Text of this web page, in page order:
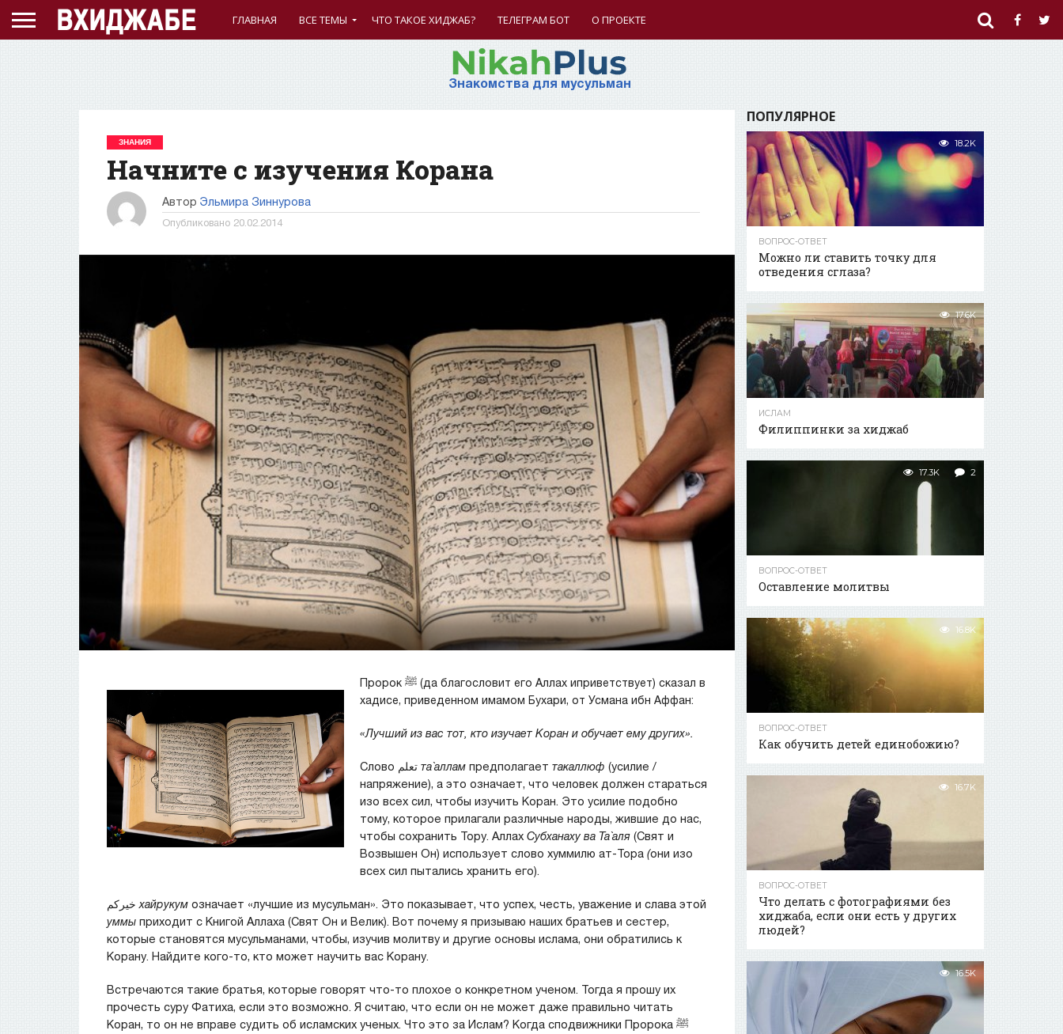
ГЛАВНАЯ ВСЕ ТЕМЫ ЧТО ТАКОЕ ХИДЖАБ? ТЕЛЕГРАМ БОТ О ПРОЕКТЕ
Знакомства для мусульман
ЗНАНИЯ
Начните с изучения Корана
Автор Эльмира Зиннурова
Опубликовано 20.02.2014
Пророк ﷺ (да благословит его Аллах иприветствует) сказал в
хадисе, приведенном имамом Бухари, от Усмана ибн Аффан:
«Лучший из вас тот, кто изучает Коран и обучает ему других».
Слово تعلم та`аллампредполагает такаллюф (усилие /
напряжение), а это означает, что человек должен стараться
изо всех сил, чтобы изучить Коран. Это усилие подобно
тому, которое прилагали различные народы, жившие до нас,
чтобы сохранить Тору. Аллах Субханаху ва Та`аля(Свят и
Возвышен Он) использует слово хуммилю ат-Тора(они изо
всех сил пытались хранить его).
خيركمхайрукумозначает «лучшие из мусульман». Это показывает, что успех, честь, уважение и слава этой
уммы приходит с Книгой Аллаха (Свят Он и Велик). Вот почему я призываю наших братьев и сестер,
которые становятся мусульманами, чтобы, изучив молитву и другие основы ислама, они обратились к
Корану. Найдите кого-то, кто может научить вас Корану.
Встречаются такие братья, которые говорят что-то плохое о конкретном ученом. Тогда я прошу их
прочесть суру Фатиха, если это возможно. Я считаю, что если он не может даже правильно читать
Коран, то он не вправе судить об исламских ученых. Что это за Ислам? Когда сподвижники Пророка ﷺ
ПОПУЛЯРНОЕ
18.2K
ВОПРОС-ОТВЕТ
Можно ли ставить точку для
отведения сглаза?
17.6K
ИСЛАМ
Филиппинки за хиджаб
17.3K 2
ВОПРОС-ОТВЕТ
Оставление молитвы
16.8K
ВОПРОС-ОТВЕТ
Как обучить детей единобожию?
16.7K
ВОПРОС-ОТВЕТ
Что делать с фотографиями без
хиджаба, если они есть у других
людей?
16.5K